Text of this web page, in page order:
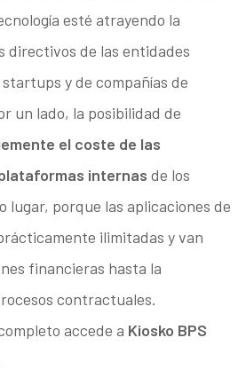
esté atrayendo la
directivos de las entidades
y de compañías de
un lado, la posibilidad de
el coste de las
internas de los
lugar, porque las aplicaciones de
ilimitadas y van
financieras hasta la
contractuales.
accede a Kiosko BPS